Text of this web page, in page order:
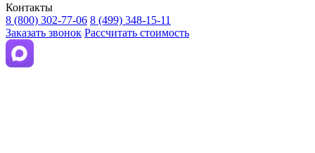
Контакты
8 (800) 302-77-06 8 (499) 348-15-11
Заказать звонок Рассчитать стоимость